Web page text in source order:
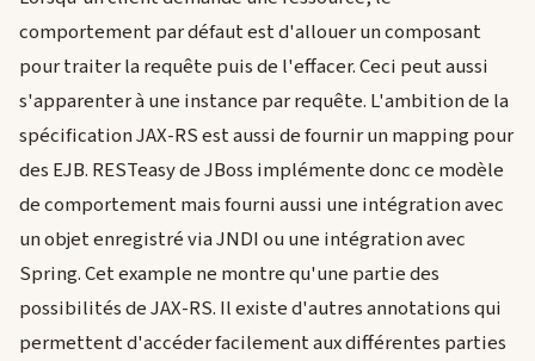
comportement par défaut est d'allouer un composant
pour traiter la requête puis de l'effacer. Ceci peut aussi
s'apparenter à une instance par requête. L'ambition de la
spécification JAX-RS est aussi de fournir un mapping pour
des EJB. RESTeasy de JBoss implémente donc ce modèle
de comportement mais fourni aussi une intégration avec
un objet enregistré via JNDI ou une intégration avec
Spring. Cet example ne montre qu'une partie des
possibilités de JAX-RS. Il existe d'autres annotations qui
permettent d'accéder facilement aux différentes parties